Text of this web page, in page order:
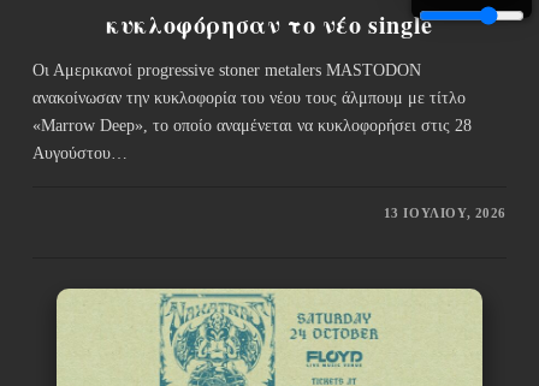
κυκλοφόρησαν το νέο single
Οι Αμερικανοί progressive stoner metalers MASTODON
ανακοίνωσαν την κυκλοφορία του νέου τους άλμπουμ με τίτλο
«Marrow Deep», το οποίο αναμένεται να κυκλοφορήσει στις 28
Αυγούστου…
13 ΙΟΥΛΊΟΥ, 2026